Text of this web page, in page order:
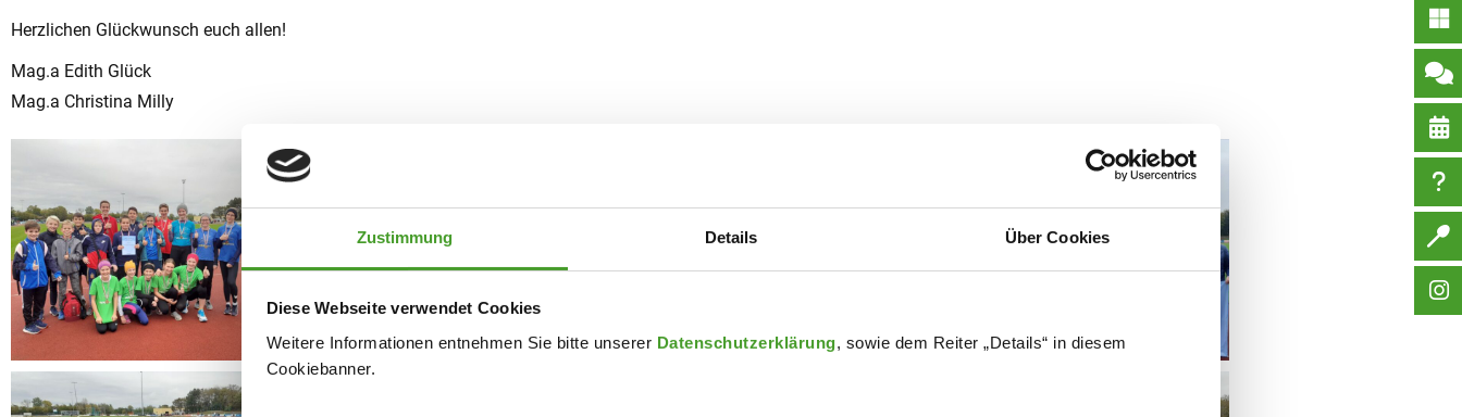
Zustimmung Details Über Cookies
Diese Webseite verwendet Cookies
Weitere Informationen entnehmen Sie bitte unserer Datenschutzerklärung, sowie dem Reiter „Details“ in diesem
Cookiebanner.
Herzlichen Glückwunsch euch allen!
Mag.a Edith Glück
Mag.a Christina Milly